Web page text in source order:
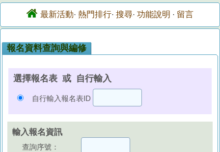
最新活動· 熱門排行· 搜尋· 功能說明 · 留言
報名資料查詢與編修
選擇報名表 或 自行輸入
自行輸入報名表ID
輸入報名資訊
查詢序號：